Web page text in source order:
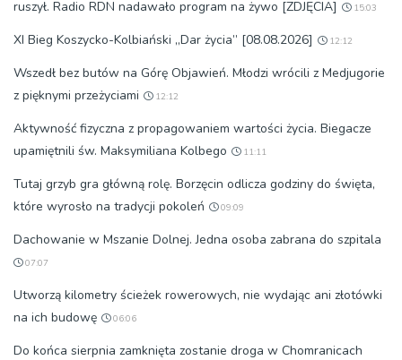
ruszył. Radio RDN nadawało program na żywo [ZDJĘCIA]
15:03
XI Bieg Koszycko-Kolbiański „Dar życia” [08.08.2026] 12:12
Wszedł bez butów na Górę Objawień. Młodzi wrócili z Medjugorie
z pięknymi przeżyciami
12:12
Aktywność fizyczna z propagowaniem wartości życia. Biegacze
upamiętnili św. Maksymiliana Kolbego
11:11
Tutaj grzyb gra główną rolę. Borzęcin odlicza godziny do święta,
które wyrosło na tradycji pokoleń
09:09
Dachowanie w Mszanie Dolnej. Jedna osoba zabrana do szpitala
07:07
Utworzą kilometry ścieżek rowerowych, nie wydając ani złotówki
na ich budowę
06:06
Do końca sierpnia zamknięta zostanie droga w Chomranicach